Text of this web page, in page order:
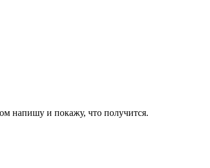
напишу и покажу, что получится.